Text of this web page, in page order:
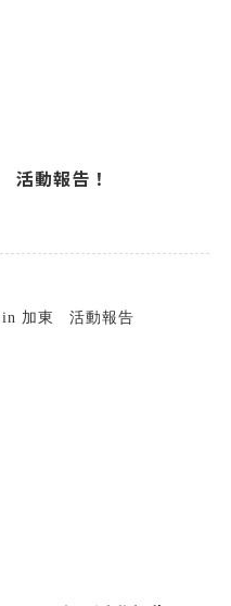
動報告！